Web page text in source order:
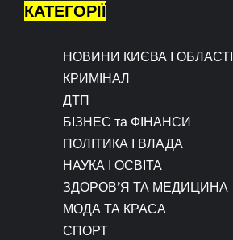
КАТЕГОРІЇ
НОВИНИ КИЄВА І ОБЛАСТІ
КРИМІНАЛ
ДТП
БІЗНЕС та ФІНАНСИ
ПОЛІТИКА І ВЛАДА
НАУКА І ОСВІТА
ЗДОРОВ’Я ТА МЕДИЦИНА
МОДА ТА КРАСА
СПОРТ